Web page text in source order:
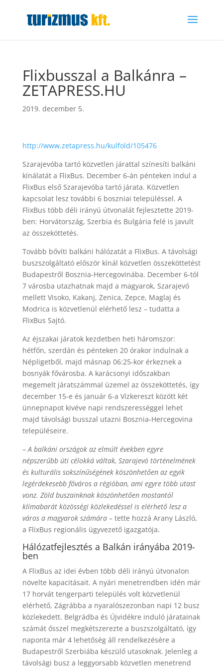
Flixbusszal a Balkánra –
ZETAPRESS.HU
2019. december 5.
http://www.zetapress.hu/kulfold/105476
Szarajevóba tartó közvetlen járattal színesíti balkáni
kínálatát a FlixBus. December 6-án pénteken indul a
FlixBus első Szarajevóba tartó járata. Közvetlen
kapcsolat lesz további 6 boszniai településsel. A
FlixBus több déli irányú útvonalát fejlesztette 2019-
ben: Horvátország, Szerbia és Bulgária felé is javult
az összeköttetés.
Tovább bővíti balkáni hálózatát a FlixBus. A távolsági
buszszolgáltató először kínál közvetlen összeköttetést
Budapestről Bosznia-Hercegovinába. December 6-tól
7 városba utazhatnak majd a magyarok, Szarajevó
mellett Visoko, Kakanj, Zenica, Zepce, Maglaj és
Modrica is közvetlenül elérhető lesz – tudatta a
FlixBus Sajtó.
Az éjszakai járatok kezdetben heti háromszor:
hétfőn, szerdán és pénteken 20 órakor indulnak a
Népligetből, majd másnap 06:25-kor érkeznek a
bosnyák fővárosba. A karácsonyi időszakban
megemelt járatszámmal üzemel az összeköttetés, így
december 15-e és január 6-a Vízkereszt között két
ünnepnapot kivéve napi rendszerességgel lehet
majd távolsági busszal utazni Bosznia-Hercegovina
településeire.
–A balkáni országok az elmúlt években egyre
népszerűbb úti célokká váltak, Szarajevó történelmének
és kulturális sokszínűségének köszönhetően az egyik
legérdekesebb főváros a régióban, ami egyre több utast
vonz. Zöld buszainknak köszönhetően mostantól
klímabarát közösségi közlekedéssel is elérhető lesz a
város a magyarok számára– tette hozzá Arany László,
a FlixBus regionális ügyvezető igazgatója.
Hálózatfejlesztés a Balkán irányába 2019-
ben
A FlixBus az idei évben több déli irányú útvonalon
növelte kapacitásait. A nyári menetrendben idén már
17 horvát tengerparti település volt közvetlenül
elérhető, Zágrábba a nyaralószezonban napi 12 busz
közlekedett. Belgrádba és Újvidékre induló járatainak
számát ősszel megkétszerezte a buszszolgáltató, így
naponta már 4 lehetőség áll rendelkezésére a
Budapestről Szerbiába készülő utasoknak. Jelenleg a
távolsági busz a leggyorsabb közvetlen menetrend